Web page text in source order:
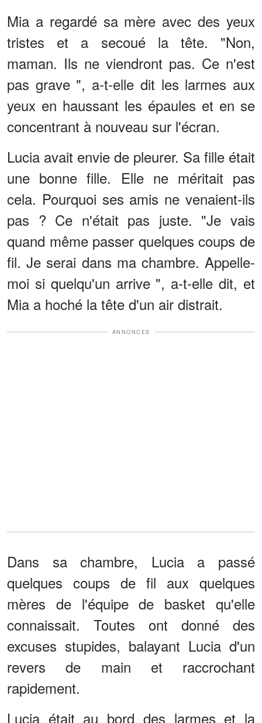
Mia a regardé sa mère avec des yeux
tristes et a secoué la tête. "Non,
maman. Ils ne viendront pas. Ce n'est
pas grave ", a-t-elle dit les larmes aux
yeux en haussant les épaules et en se
concentrant à nouveau sur l'écran.
Lucia avait envie de pleurer. Sa fille était
une bonne fille. Elle ne méritait pas
cela. Pourquoi ses amis ne venaient-ils
pas ? Ce n'était pas juste. "Je vais
quand même passer quelques coups de
fil. Je serai dans ma chambre. Appelle-
moi si quelqu'un arrive ", a-t-elle dit, et
Mia a hoché la tête d'un air distrait.
ANNONCES
Dans sa chambre, Lucia a passé
quelques coups de fil aux quelques
mères de l'équipe de basket qu'elle
connaissait. Toutes ont donné des
excuses stupides, balayant Lucia d'un
revers de main et raccrochant
rapidement.
Lucia était au bord des larmes et la